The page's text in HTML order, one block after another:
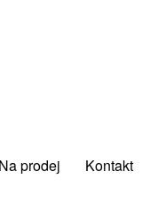
Na prodej Kontakt